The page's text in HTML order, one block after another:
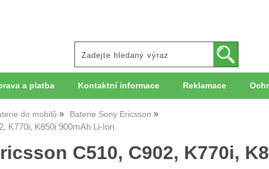
a platba Kontaktní informace Reklamace
do mobilů Baterie Sony Ericsson
K770i, K850i 900mAh Li-Ion
C510, C902, K770i,